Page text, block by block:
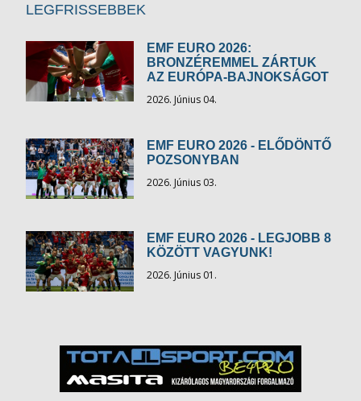
LEGFRISSEBBEK
EMF EURO 2026:
BRONZÉREMMEL ZÁRTUK
AZ EURÓPA-BAJNOKSÁGOT
2026. Június 04.
EMF EURO 2026 - ELŐDÖNTŐ
POZSONYBAN
2026. Június 03.
EMF EURO 2026 - LEGJOBB 8
KÖZÖTT VAGYUNK!
2026. Június 01.